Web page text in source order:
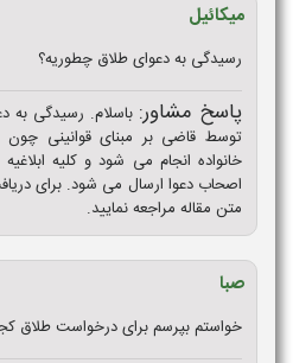
میکائیل
رسیدگی به دعوای طلاق چطوریه؟
پاسخ مشاور: باسلام. رسیدگی به
توسط قاضی بر مبنای قوانینی
خانواده انجام می شود و کلیه
اصحاب دعوا ارسال می شود. برای
متن مقاله مراجعه نمایید.
صبا
خواستم بپرسم برای درخواست طلاق